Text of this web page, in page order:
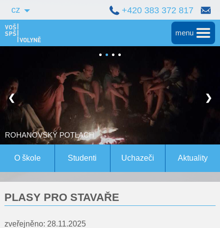
cz +420 383 372 817
menu
Hlavní
Střední škola
Vyšší škola
Bakalářské studium
Magisterské studium Bern
Pro studenty
ROHANOVSKÝ POTLACH
❮ ❯
O škole Studenti Uchazeči Aktuality
PLASY PRO STAVAŘE
zveřejněno: 28.11.2025